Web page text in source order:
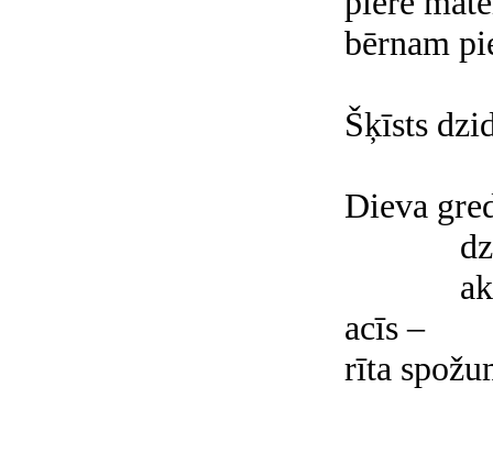
bērnam
Šķīsts
Dieva
acīs –
rīta